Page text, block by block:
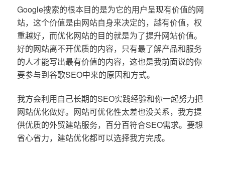
Google搜索的根本目的是为它的用户呈现有价值的网
站，这个价值是由网站自身来决定的，越有价值，权
重越好，而优化网站的目的就是为了提升网站价值。
好的网站离不开优质的内容，只有最了解产品和服务
的人才能写出最有价值的内容，这也是我前面说的你
要参与到谷歌SEO中来的原因和方式。
我方会利用自己长期的SEO实践经验和你一起努力把
网站优化做好。网站可优化性太差也没关系，我方提
供优质的外贸建站服务，百分百符合SEO需求。要想
省心省力，建站优化都可以选择我方完成。